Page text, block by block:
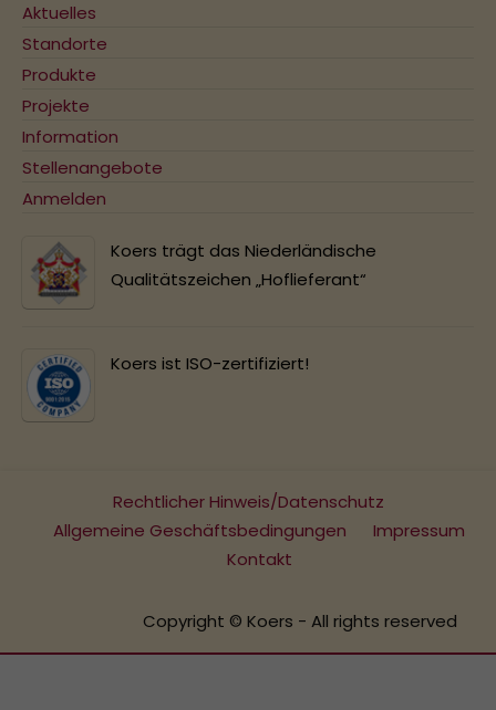
Aktuelles
Standorte
Produkte
Projekte
Information
Stellenangebote
Anmelden
Koers trägt das Niederländische
Qualitätszeichen „Hoflieferant“
Koers ist ISO-zertifiziert!
Rechtlicher Hinweis/Datenschutz
Allgemeine Geschäftsbedingungen
Impressum
Kontakt
Copyright © Koers - All rights reserved